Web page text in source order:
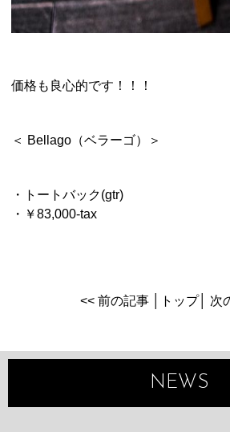
価格も良心的です！！！
＜ Bellago（ベラーゴ）＞
・トートバック(gtr)
・￥83,000-tax
<< 前の記事 トップ│ 次
NEWS